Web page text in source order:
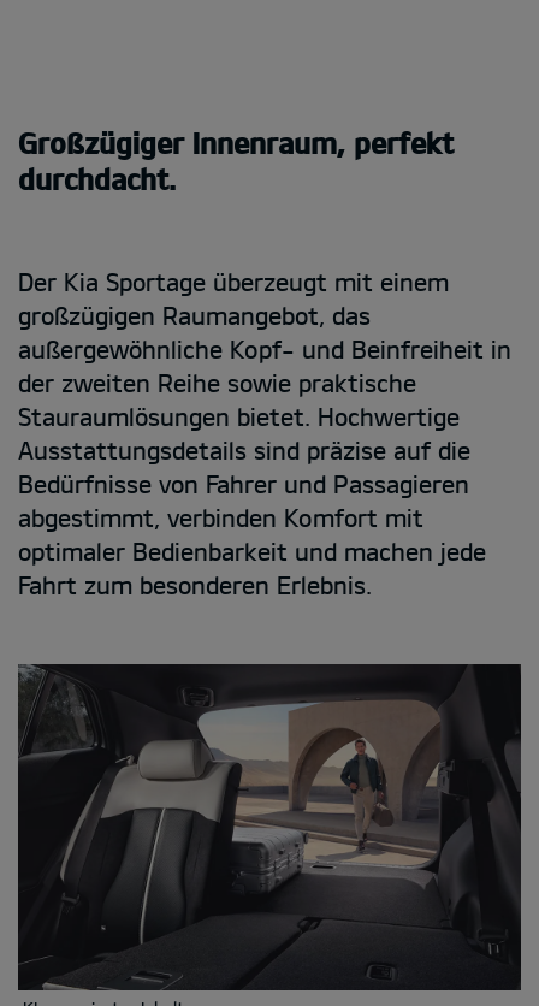
Großzügiger Innenraum, perfekt
durchdacht.
Der Kia Sportage überzeugt mit einem
großzügigen Raumangebot, das
außergewöhnliche Kopf- und Beinfreiheit in
der zweiten Reihe sowie praktische
Stauraumlösungen bietet. Hochwertige
Ausstattungsdetails sind präzise auf die
Bedürfnisse von Fahrer und Passagieren
abgestimmt, verbinden Komfort mit
optimaler Bedienbarkeit und machen jede
Fahrt zum besonderen Erlebnis.